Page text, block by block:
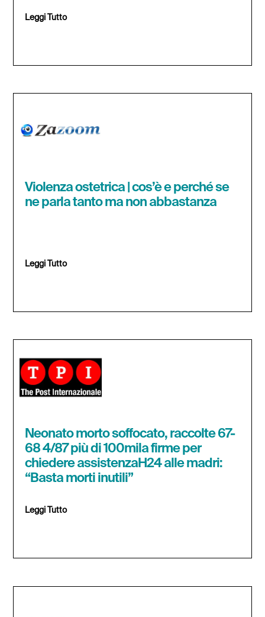
Leggi Tutto
Violenza ostetrica | cos’è e perché se
ne parla tanto ma non abbastanza
Leggi Tutto
Neonato morto soffocato, raccolte 67-
68 4/87 più di 100mila firme per
chiedere assistenzaH24 alle madri:
“Basta morti inutili”
Leggi Tutto